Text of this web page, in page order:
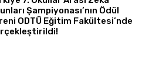
Şampiyonası’nın Ödül
ODTÜ Eğitim Fakültesi’nde